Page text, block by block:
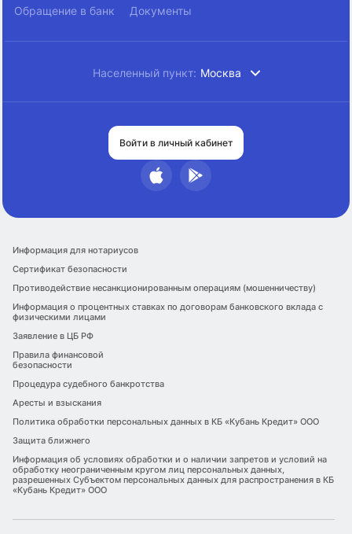
Обращение в банк Документы
Населенный пункт: Москва
Войти в личный кабинет
Информация для нотариусов
Сертификат безопасности
Противодействие несанкционированным операциям (мошенничеству)
Информация о процентных ставках по договорам банковского вклада с
физическими лицами
Заявление в ЦБ РФ
Правила финансовой
безопасности
Процедура судебного банкротства
Аресты и взыскания
Политика обработки персональных данных в КБ «Кубань Кредит» ООО
Защита ближнего
Информация об условиях обработки и о наличии запретов и условий на
обработку неограниченным кругом лиц персональных данных,
разрешенных Субъектом персональных данных для распространения в КБ
«Кубань Кредит» ООО